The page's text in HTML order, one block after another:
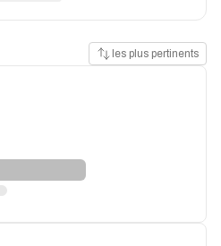
les plus pertinents